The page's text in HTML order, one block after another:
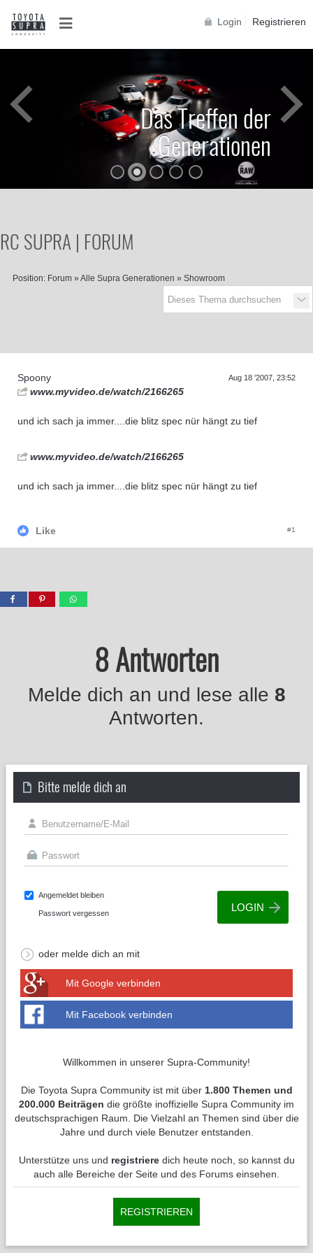
Login Registrieren
D
a
s
T
r
e
f
f
e
n
d
e
r
G
e
n
e
r
a
t
i
o
n
e
n
Das Treffen der
Generationen
RC SUPRA | FORUM
Position: Forum » Alle Supra Generationen » Showroom
Spoony Aug 18 '2007, 23:52
www.myvideo.de/watch/2166265
und ich sach ja immer....die blitz spec nür hängt zu tief
www.myvideo.de/watch/2166265
und ich sach ja immer....die blitz spec nür hängt zu tief
Like #1
8 Antworten
Melde dich an und lese alle 8
Antworten.
Bitte melde dich an
Angemeldet bleiben
Passwort vergessen
oder melde dich an mit
Mit Google verbinden
Mit Facebook verbinden
Willkommen in unserer Supra-Community!
Die Toyota Supra Community ist mit über 1.800 Themen und
200.000 Beiträgen die größte inoffizielle Supra Community im
deutschsprachigen Raum. Die Vielzahl an Themen sind über die
Jahre und durch viele Benutzer entstanden.
Unterstütze uns und registrieredich heute noch, so kannst du
auch alle Bereiche der Seite und des Forums einsehen.
REGISTRIEREN